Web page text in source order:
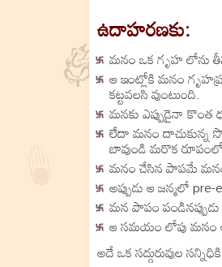
ఉదాహరణకు:
మనం ఒక గృహ లోను
ఆ ఇంట్లోకి మనం
కట్టవలసి వుంటుంది.
మనకు ఎప్పుడైనా కొంత
లేదా మనం దాచుకున్న
బావుండి మరొక
మనం చేసిన పాపమే మనం
అప్పుడు ఆ జన్మలో
మన పాపం
ఆ సమయం లోపు మనం
అదే ఒక సద్గురువుల